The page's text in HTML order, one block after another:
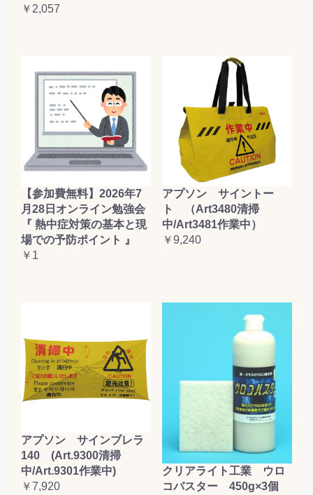
￥2,057
【参加費無料】2026年7
月28日オンライン勉強会
『 熱中症対策の基本と現
場での予防ポイント 』
￥1
アプソン サイントー
ト （Art3480清掃
中/Art3481作業中）
￥9,240
アプソン サインブレラ
140 (Art.9300清掃
中/Art.9301作業中)
￥7,920
クリアライト工業 ウロ
コバスター 450g×3個